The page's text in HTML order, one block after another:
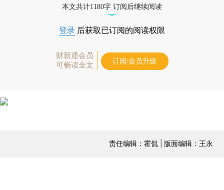
本文共计1180字 订阅后继续阅读
登录 后获取已订阅的阅读权限
财新通会员
可畅读全文
订阅/会员升级
责任编辑：霍侃 | 版面编辑：王永